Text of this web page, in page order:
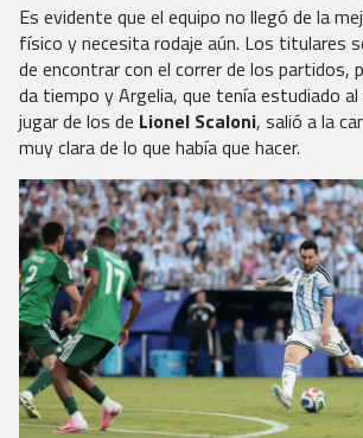
Es evidente que el equipo no llegó de la
físico y necesita rodaje aún. Los titulares
de encontrar con el correr de los partidos,
da tiempo y Argelia, que tenía estudiado
jugar de los de Lionel Scaloni, salió a la
muy clara de lo que había que hacer.